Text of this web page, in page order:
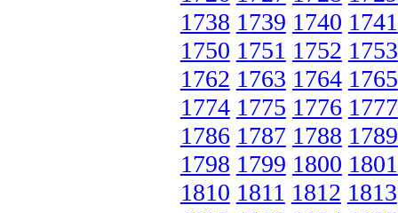
1738 1739 1740 1741
1750 1751 1752 1753
1762 1763 1764 1765
1774 1775 1776 1777
1786 1787 1788 1789
1798 1799 1800 1801
1810 1811 1812 1813